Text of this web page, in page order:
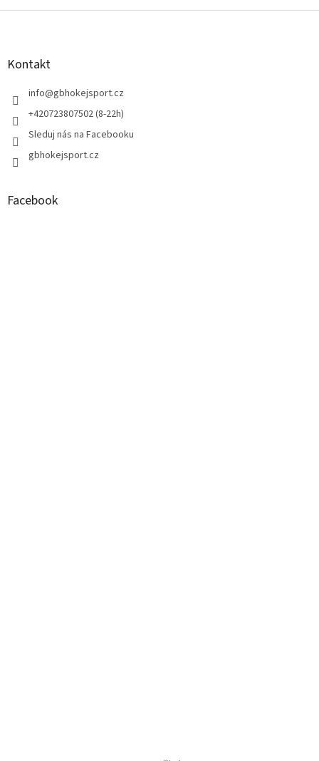
v
Z
Kontakt
info@gbhokejsport.cz
+420723807502 (8-22h)
Sleduj nás na Facebooku
gbhokejsport.cz
Facebook